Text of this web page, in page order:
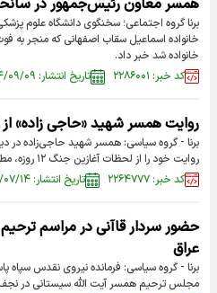
همسر معاون رئیس‌جمهور در
برنا گروه اجتماعی؛ سخنگوی دانشگاه علوم
خانواده اسماعیل سقاب اصفهانی که منجر
خانواده شد خبر داد.
کد خبر: ۲۲۸۶۰۰۱
تاریخ انتشار: ۱۴۰۴/۰۹/۰۹
روایت همسر شهید «حاجی زاده» از
برنا - گروه سیاسی: همسر شهید حاجی‌زاده در
روایت خود را از لحظات آغازین جنگ ۱۲ روزه، مطرح کرد.
کد خبر: ۲۲۶۴۷۷۷
تاریخ انتشار: ۱۴۰۴/۰۷/۱۴
حضور سردار قاآنی در مراسم
عراق
برنا - گروه سیاسی: فرمانده نیروی نقدس سپاه
مجلس ترحیم همسر آیت الله سیستانی در